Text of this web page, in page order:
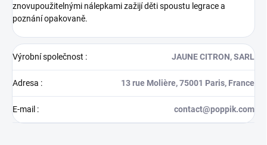
znovupoužitelnými nálepkami zažijí děti spoustu legrace a
poznání opakovaně.
Výrobní společnost : JAUNE CITRON, SARL
Adresa : 13 rue Molière, 75001 Paris, France
E-mail : contact@poppik.com